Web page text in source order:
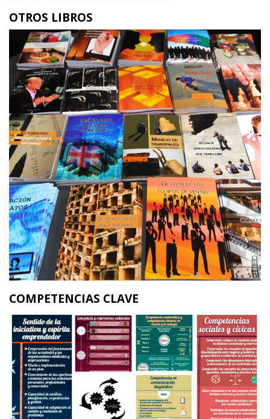
OTROS LIBROS
COMPETENCIAS CLAVE